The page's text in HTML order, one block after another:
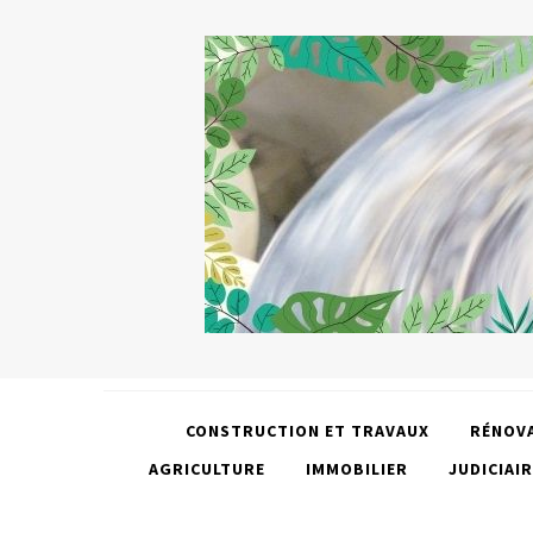
CONSTRUCTION ET TRAVAUX
AGRICULTURE
IMMOBILIER